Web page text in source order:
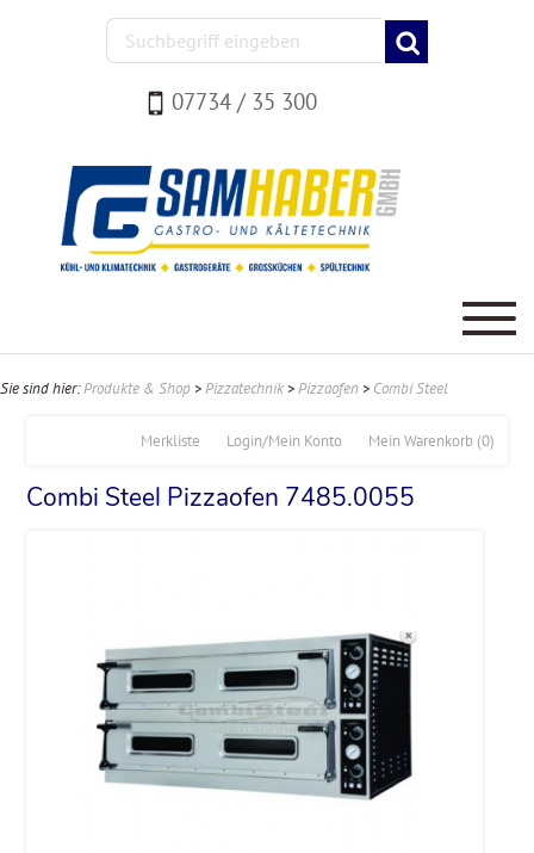
07734 / 35 300
Sie sind hier:Produkte & Shop >Pizzatechnik >Pizzaofen > Combi Steel
Mein Warenkorb (0)
Login/Mein Konto
Merkliste
Combi Steel Pizzaofen 7485.0055